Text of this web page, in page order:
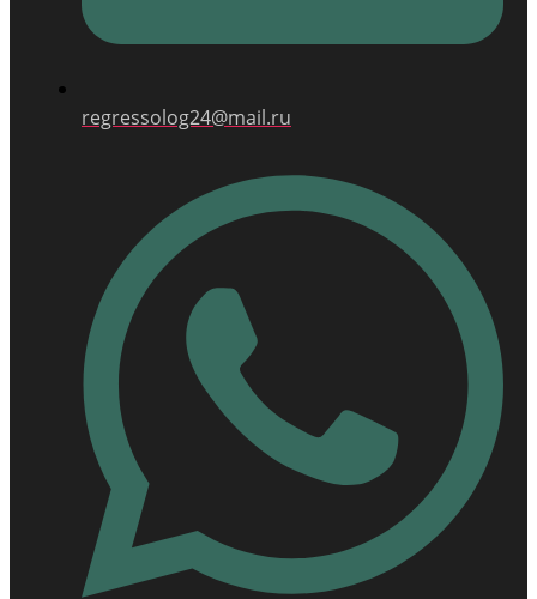
regressolog24@mail.ru